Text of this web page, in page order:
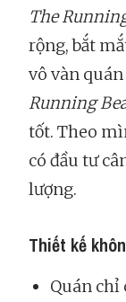
The
rộng, bắt
vô vàn
Running
tốt. Theo
có đầu tư
lượng.
Thiết kế
Quán chỉ